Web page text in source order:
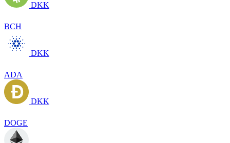
DKK
BCH
DKK
ADA
DKK
DOGE